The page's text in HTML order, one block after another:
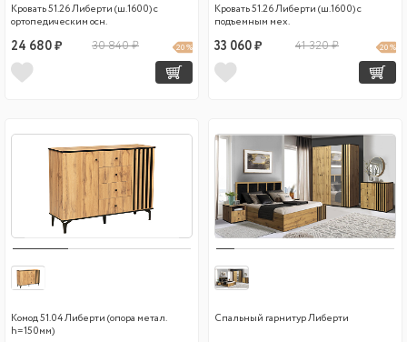
Кровать 51.26 Либерти (ш.1600) с
ортопедическим осн.
24 680 ₽ 30 840 ₽ 20 %
Кровать 51.26 Либерти (ш.1600) с
подъемным мех.
33 060 ₽ 41 320 ₽ 20 %
Комод 51.04 Либерти (опора метал.
h=150мм)
Спальный гарнитур Либерти